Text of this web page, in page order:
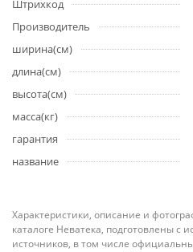
Штрихкод
Производитель
ширина(см)
длина(см)
высота(см)
масса(кг)
гарантия
название
Характеристики, описание и
каталоге Неватека, подготовлены с
источников, в том числе